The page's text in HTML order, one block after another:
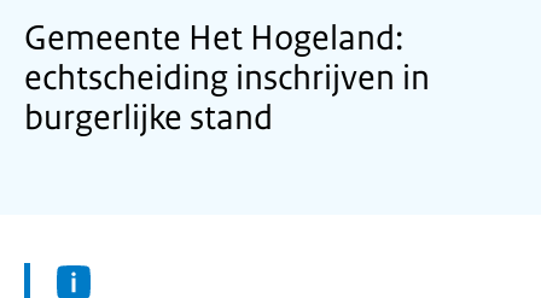
Gemeente Het Hogeland:
echtscheiding inschrijven in
burgerlijke stand